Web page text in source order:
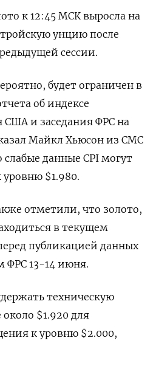
к 12:45 МСК выросла на
тройскую унцию после
сессии.
будет ограничен в
об индексе
США и заседания ФРС на
Майкл Хьюсон из CMC
данные CPI могут
уровню $1.980.
отметили, что золото,
в текущем
публикацией данных
ФРС 13-14 июня.
техническую
$1.920 для
к уровню $2.000,